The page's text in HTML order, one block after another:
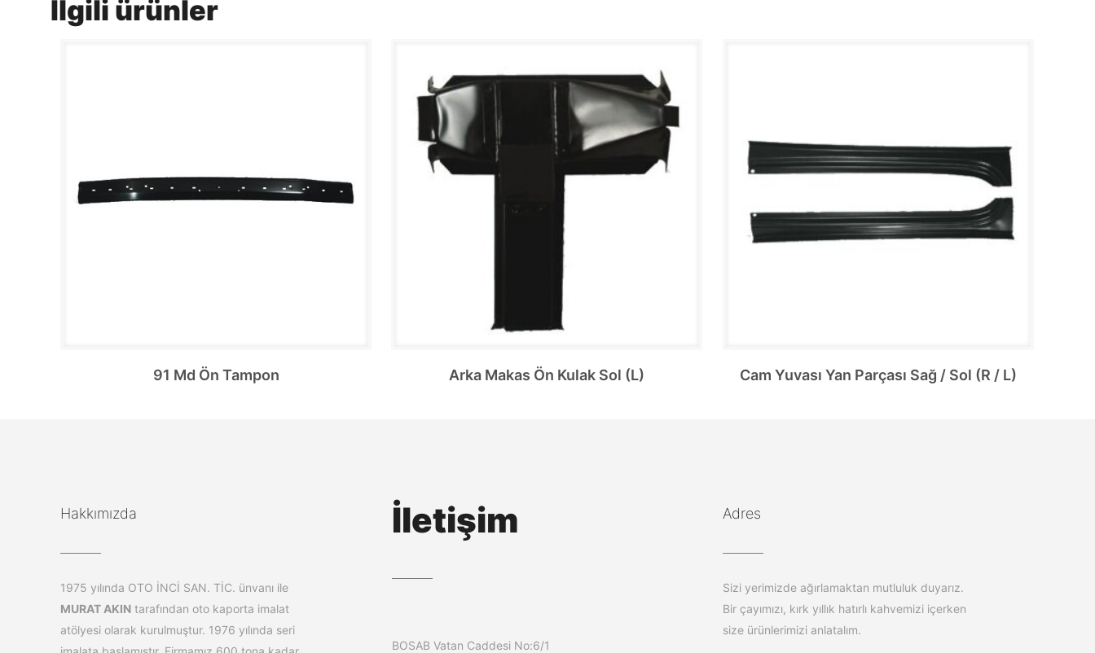
İlgili ürünler
91 Md Ön Tampon Arka Makas Ön Kulak Sol (L) Cam Yuvası Yan Parçası Sağ / Sol (R / L)
Hakkımızda
1975 yılında OTO İNCİ SAN. TİC. ünvanı ile
MURAT AKIN tarafından oto kaporta imalat
atölyesi olarak kurulmuştur. 1976 yılında seri
İletişim
BOSAB Vatan Caddesi No:6/1
Adres
Sizi yerimizde ağırlamaktan mutluluk duyarız.
Bir çayımızı, kırk yıllık hatırlı kahvemizi içerken
size ürünlerimizi anlatalım.